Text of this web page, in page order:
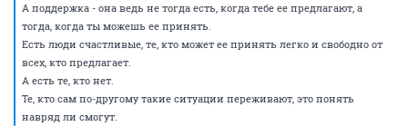
А поддержка - она ведь не тогда есть, когда тебе ее предлагают, а
тогда, когда ты можешь ее принять.
Есть люди счастливые, те, кто может ее принять легко и свободно от
всех, кто предлагает.
А есть те, кто нет.
Те, кто сам по-другому такие ситуации переживают, это понять
навряд ли смогут.